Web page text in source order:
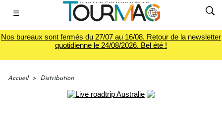
☰
Nos bureaux sont fermés du 27/07 au 16/08. Retour de la newsletter
quotidienne le 24/08/2026. Bel été !
Accueil > Distribution